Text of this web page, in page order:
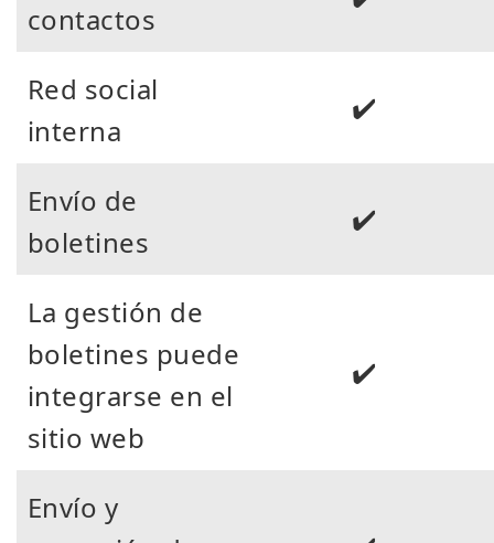
contactos
Red social
interna
✔️
Envío de
boletines
✔️
La gestión de
boletines puede
integrarse en el
sitio web
✔️
Envío y